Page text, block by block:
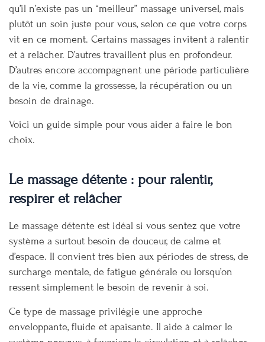
qu’il n’existe pas un “meilleur” massage universel, mais
plutôt un soin juste pour vous, selon ce que votre corps
vit en ce moment. Certains massages invitent à ralentir
et à relâcher. D’autres travaillent plus en profondeur.
D’autres encore accompagnent une période particulière
de la vie, comme la grossesse, la récupération ou un
besoin de drainage.
Voici un guide simple pour vous aider à faire le bon
choix.
Le massage détente : pour ralentir,
respirer et relâcher
Le massage détente est idéal si vous sentez que votre
système a surtout besoin de douceur, de calme et
d’espace. Il convient très bien aux périodes de stress, de
surcharge mentale, de fatigue générale ou lorsqu’on
ressent simplement le besoin de revenir à soi.
Ce type de massage privilégie une approche
enveloppante, fluide et apaisante. Il aide à calmer le